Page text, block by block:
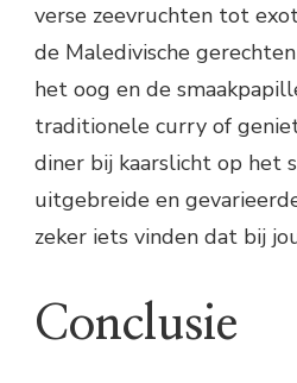
verse zeevruchten tot
de Maledivische
het oog en de
traditionele curry of
diner bij kaarslicht op het
uitgebreide en
zeker iets vinden dat bij
Conclusie